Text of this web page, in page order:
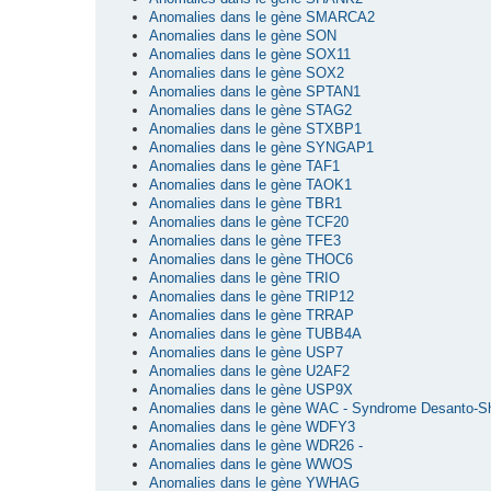
Anomalies dans le gène SMARCA2
Anomalies dans le gène SON
Anomalies dans le gène SOX11
Anomalies dans le gène SOX2
Anomalies dans le gène SPTAN1
Anomalies dans le gène STAG2
Anomalies dans le gène STXBP1
Anomalies dans le gène SYNGAP1
Anomalies dans le gène TAF1
Anomalies dans le gène TAOK1
Anomalies dans le gène TBR1
Anomalies dans le gène TCF20
Anomalies dans le gène TFE3
Anomalies dans le gène THOC6
Anomalies dans le gène TRIO
Anomalies dans le gène TRIP12
Anomalies dans le gène TRRAP
Anomalies dans le gène TUBB4A
Anomalies dans le gène USP7
Anomalies dans le gène U2AF2
Anomalies dans le gène USP9X
Anomalies dans le gène WAC - Syndrome Desanto-
Anomalies dans le gène WDFY3
Anomalies dans le gène WDR26 -
Anomalies dans le gène WWOS
Anomalies dans le gène YWHAG